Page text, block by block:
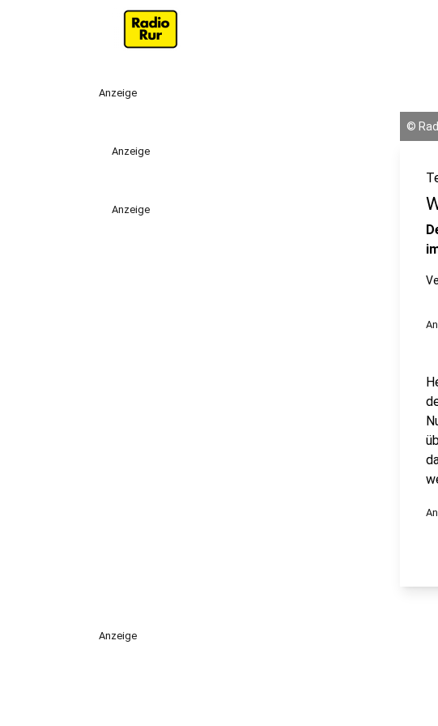
Anzeige
Anzeige
Anzeige
©
Anzeige